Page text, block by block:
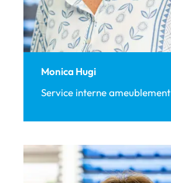
Monica Hugi
Service interne ameublement